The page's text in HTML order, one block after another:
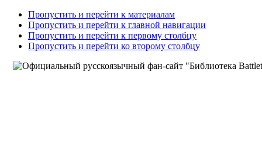
Пропустить и перейти к материалам
Пропустить и перейти к главной навигации
Пропустить и перейти к первому столбцу
Пропустить и перейти ко второму столбцу